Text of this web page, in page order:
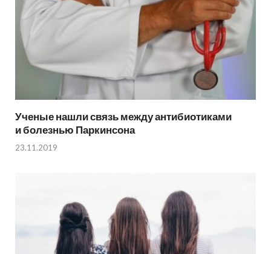
Ученые нашли связь между антибиотиками
и болезнью Паркинсона
23.11.2019